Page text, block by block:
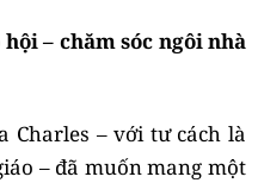
– chăm sóc ngôi nhà
Charles – với tư cách là
– đã muốn mang một